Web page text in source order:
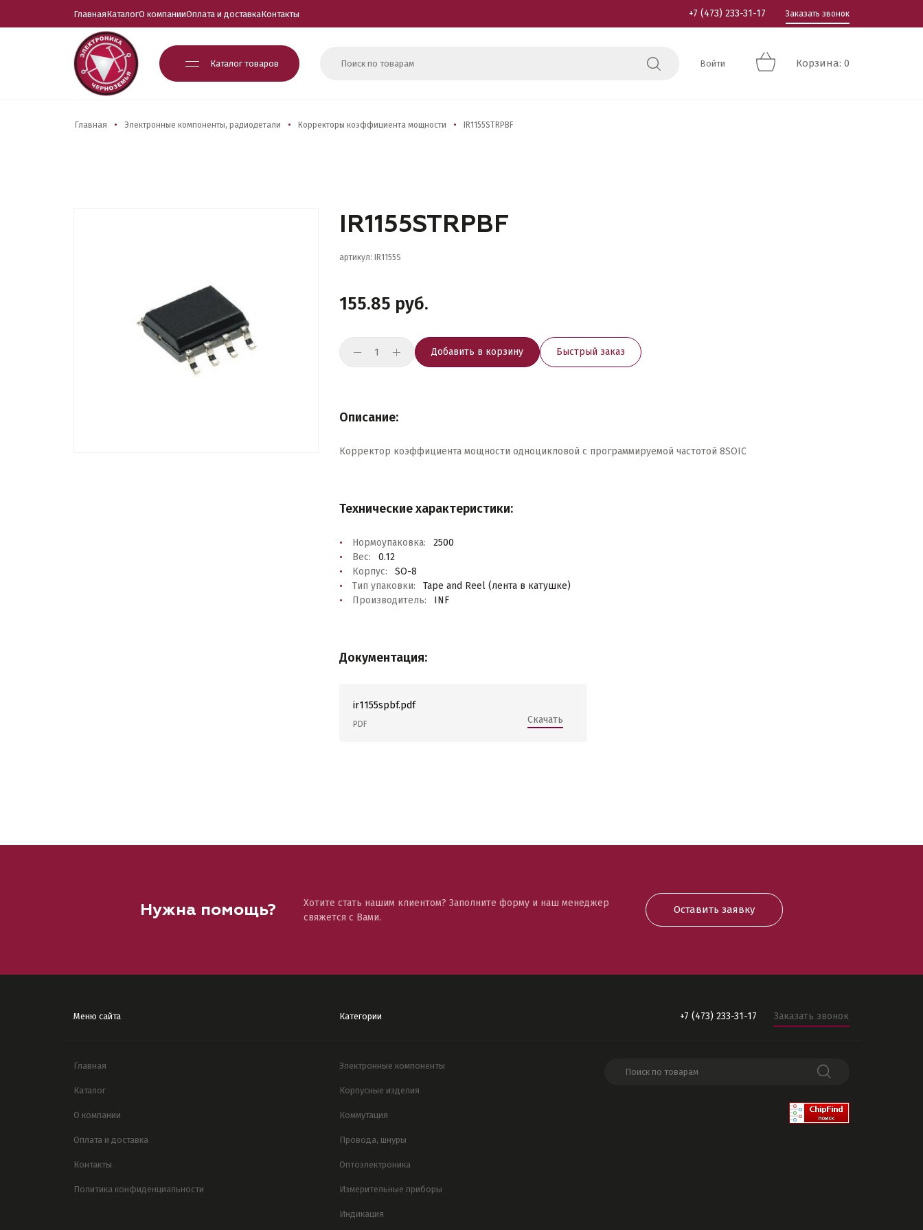
ГлавнаяКаталогО компанииОплата и доставкаКонтакты +7 (473) 233-31-17 Заказать звонок
Каталог товаров Войти Корзина: 0
Главная Электронные компоненты, радиодетали Корректоры коэффициента мощности IR1155STRPBF
IR1155STRPBF
артикул: IR1155S
155.85 руб.
Добавить в корзину Быстрый заказ
Описание:
Корректор коэффициента мощности одноцикловой с программируемой частотой 8SOIC
Технические характеристики:
Нормоупаковка:
2500
Вес:
0.12
Корпус:
SO-8
Тип упаковки:
Tape and Reel (лента в катушке)
Производитель:
INF
Документация:
ir1155spbf.pdf
PDF Скачать
Нужна помощь?
Хотите стать нашим клиентом? Заполните форму и наш менеджер
свяжется с Вами.
Оставить заявку
Меню сайта Категории +7 (473) 233-31-17 Заказать звонок
Главная
Каталог
О компании
Оплата и доставка
Контакты
Политика конфиденциальности
Электронные компоненты
Корпусные изделия
Коммутация
Провода, шнуры
Оптоэлектроника
Измерительные приборы
Индикация